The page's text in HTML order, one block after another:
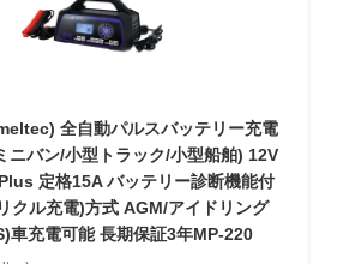
全自動パルスバッテリー充電
ニバン/小型トラック/小型船舶) 12V
定格15A バッテリー診断機能付
クル充電)方式 AGM/アイドリング
車充電可能 長期保証3年MP-220